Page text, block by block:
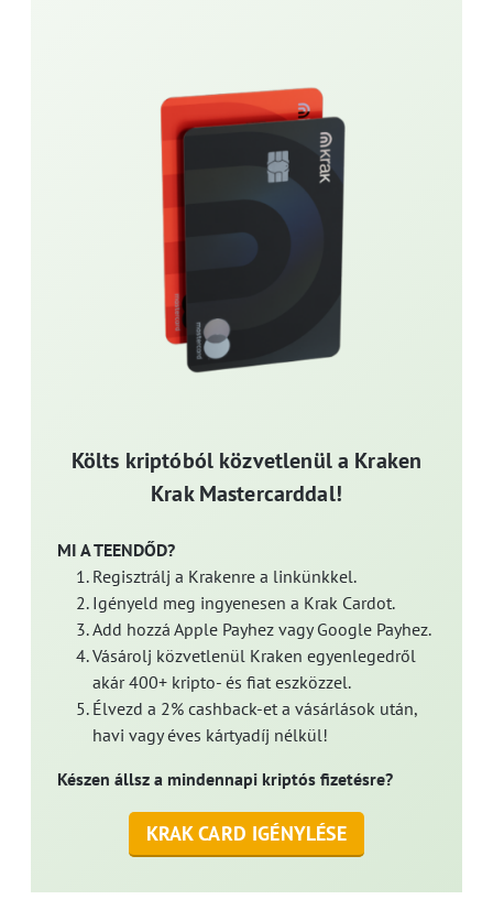
Költs kriptóból közvetlenül a Kraken
Krak Mastercarddal!
MI A TEENDŐD?
Regisztrálj a Krakenre a linkünkkel.
Igényeld meg ingyenesen a Krak Cardot.
Add hozzá Apple Payhez vagy Google Payhez.
Vásárolj közvetlenül Kraken egyenlegedről
akár 400+ kripto- és fiat eszközzel.
Élvezd a 2% cashback-et a vásárlások után,
havi vagy éves kártyadíj nélkül!
Készen állsz a mindennapi kriptós fizetésre?
KRAK CARD IGÉNYLÉSE